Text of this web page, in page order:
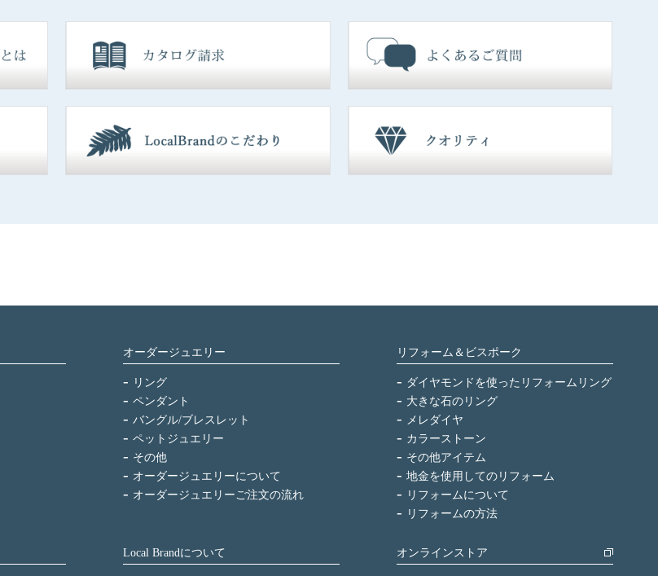
オーダージュエリー
リング
ペンダント
バングル/ブレスレット
ペットジュエリー
その他
オーダージュエリーについて
オーダージュエリーご注文の流れ
リフォーム＆ビスポーク
ダイヤモンドを使ったリフォームリング
大きな石のリング
メレダイヤ
カラーストーン
その他アイテム
地金を使用してのリフォーム
リフォームについて
リフォームの方法
Local Brandについて オンラインストア